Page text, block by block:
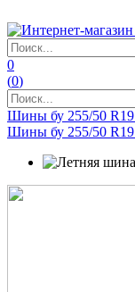
0
(0)
Шины бу 255/50 R19
Шины бу 255/50 R19